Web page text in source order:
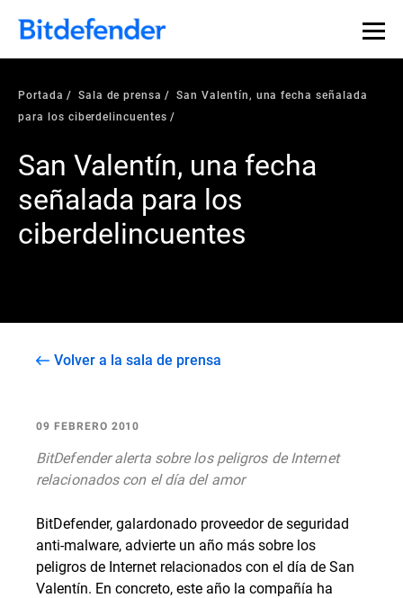
Portada Sala de prensa
San Valentín, una fecha señalada
para los ciberdelincuentes
San Valentín, una fecha
señalada para los
ciberdelincuentes
Volver a la sala de prensa
09 FEBRERO 2010
BitDefender alerta sobre los peligros de Internet
relacionados con el día del amor
BitDefender, galardonado proveedor de seguridad
anti-malware, advierte un año más sobre los
peligros de Internet relacionados con el día de San
Valentín. En concreto, este año la compañía ha